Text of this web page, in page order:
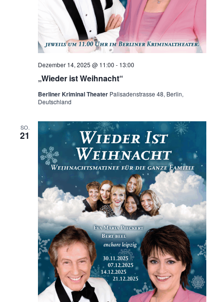
„Wieder ist Weihnacht“
Dezember 14, 2025 @ 11:00 - 13:00
Berliner Kriminal Theater Palisadenstrasse 48, Berlin,
Deutschland
SO.
21